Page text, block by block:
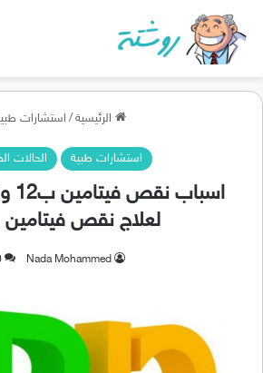
الرئيسية / استشارات
استشارات طبية الحالات
لعلاج نقص فيتامين
Nada Mohammed